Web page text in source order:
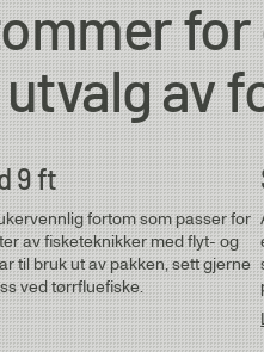
for
av
9 ft
fortom som passer for
av fisketeknikker med flyt- og
til bruk ut av pakken, sett gjerne
ved tørrfluefiske.